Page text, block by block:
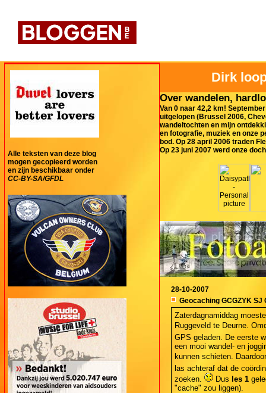
Alle teksten van deze blog
mogen gecopieerd worden
en zijn beschikbaar onder
CC-BY-SA/GFDL
Dirk
Over wandelen,
Van 0 naar 42,2 km!
uitgelopen (Brussel 2006,
wandeltochten en mijn
en fotografie, muziek en onze
bod. Op 28 april 2006 traden
Op 23 juni 2007 werd onze
28-10-2007
Geocaching GCGZYK SJ
Zaterdagnamiddag
Ruggeveld te Deurne.
GPS geladen. De eerste
een mooi wandel- en
kunnen schieten.
las achteraf dat de
zoeken.
Dus les 1
"cache" zou liggen).